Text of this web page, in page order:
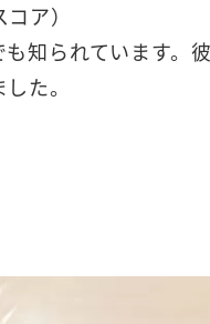
ア）
知られています
た。